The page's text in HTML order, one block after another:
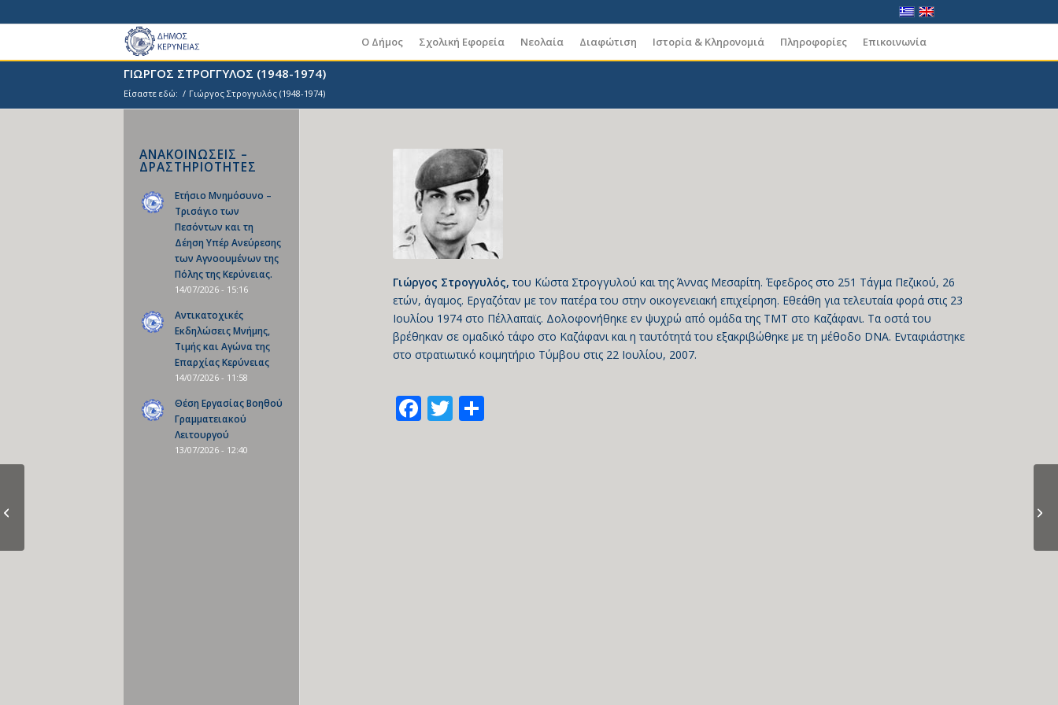
Ο Δήμος Σχολική Εφορεία Νεολαία Διαφώτιση Ιστορία & Κληρονομιά Πληροφορίες Επικοινωνία
ΓΙΩΡΓΟΣ ΣΤΡΟΓΓΥΛΟΣ (1948-1974)
Είσαστε εδώ: / Γιώργος Στρογγυλός (1948-1974)
Γιώργος Στρογγυλός,του Κώστα Στρογγυλού και της Άννας Μεσαρίτη. Έφεδρος στο 251 Τάγμα Πεζικού, 26
ετών, άγαμος. Εργαζόταν με τον πατέρα του στην οικογενειακή επιχείρηση. Εθεάθη για τελευταία φορά στις 23
Ιουλίου 1974 στο Πέλλαπαϊς. Δολοφονήθηκε εν ψυχρώ από ομάδα της ΤΜΤ στο Καζάφανι. Τα οστά του
βρέθηκαν σε ομαδικό τάφο στο Καζάφανι και η ταυτότητά του εξακριβώθηκε με τη μέθοδο DNA. Ενταφιάστηκε
στο στρατιωτικό κοιμητήριο Τύμβου στις 22 Ιουλίου, 2007.
Facebook
Twitter
Share
ΑΝΑΚΟΙΝΩΣΕΙΣ –
ΔΡΑΣΤΗΡΙΟΤΗΤΕΣ
Ετήσιο Μνημόσυνο –
Τρισάγιο των
Πεσόντων και τη
Δέηση Υπέρ Ανεύρεσης
των Αγνοουμένων της
Πόλης της Κερύνειας.
14/07/2026 - 15:16
Αντικατοχικές
Εκδηλώσεις Μνήμης,
Τιμής και Αγώνα της
Επαρχίας Κερύνειας
14/07/2026 - 11:58
Θέση Εργασίας Βοηθού
Γραμματειακού
Λειτουργού
13/07/2026 - 12:40